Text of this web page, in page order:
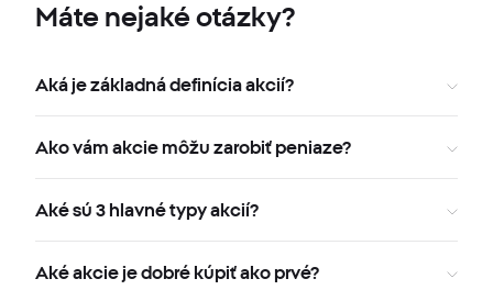
Máte nejaké otázky?
Aká je základná definícia akcií?
Ako vám akcie môžu zarobiť peniaze?
Aké sú 3 hlavné typy akcií?
Aké akcie je dobré kúpiť ako prvé?